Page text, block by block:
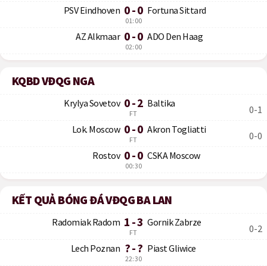
PSV Eindhoven 0 - 0 Fortuna Sittard
01:00
AZ Alkmaar 0 - 0 ADO Den Haag
02:00
KQBD VĐQG NGA
0-1
Krylya Sovetov 0 - 2 Baltika
FT
0-0
Lok. Moscow 0 - 0 Akron Togliatti
FT
Rostov 0 - 0 CSKA Moscow
00:30
KẾT QUẢ BÓNG ĐÁ VĐQG BA LAN
0-2
Radomiak Radom 1 - 3 Gornik Zabrze
FT
Lech Poznan ? - ? Piast Gliwice
22:30